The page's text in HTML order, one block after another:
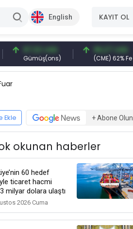
English KAYIT OL
97,32 USD
Gümüş(ons)
96,27 USD
(CME) 62% Fe
Ekle + Abone Olun
okunan haberler
60 hedef
ticaret hacmi
milyar dolara ulaştı
2026 Cuma